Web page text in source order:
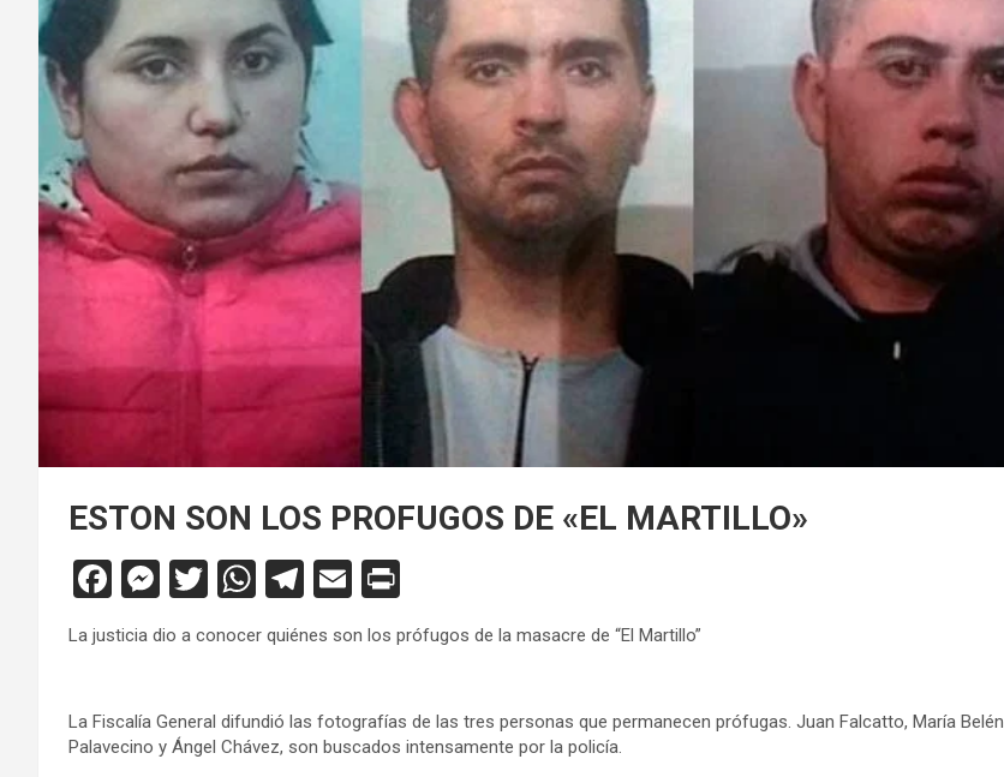
ESTON SON LOS PROFUGOS DE «EL MARTILLO»
F
a
ce
o
M
es
se
g
T
tt
W
at
A
T
e
a
E
m
ail
in
tF
e
La justicia dio a conocer quiénes son los prófugos de la masacre de “El Martillo”
La Fiscalía General difundió las fotografías de las tres personas que permanecen prófugas. Juan Falcatto, María Belén
Palavecino y Ángel Chávez, son buscados intensamente por la policía.